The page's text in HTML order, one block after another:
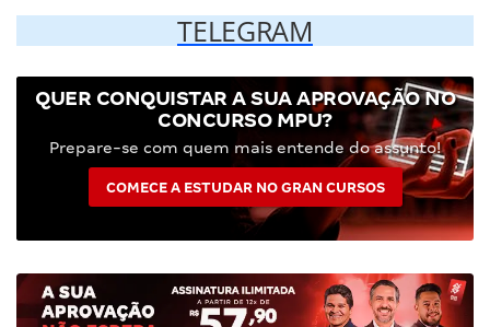
TELEGRAM
QUER CONQUISTAR A SUA APROVAÇÃO NO
CONCURSO MPU?
Prepare-se com quem mais entende do assunto!
COMECE A ESTUDAR NO GRAN CURSOS